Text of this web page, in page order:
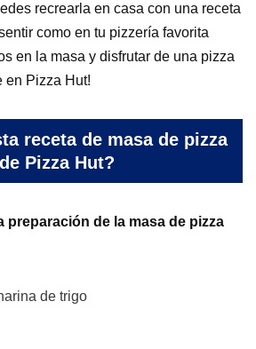
recrearla en casa con una receta
como en tu pizzería favorita
en la masa y disfrutar de una pizza
en Pizza Hut!
receta de masa de pizza
de Pizza Hut?
preparación de la masa de pizza
de trigo